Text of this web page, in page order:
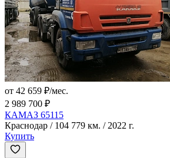
от 42 659 ₽/мес.
2 989 700 ₽
КАМАЗ 65115
Краснодар / 104 779 км. / 2022 г.
Купить